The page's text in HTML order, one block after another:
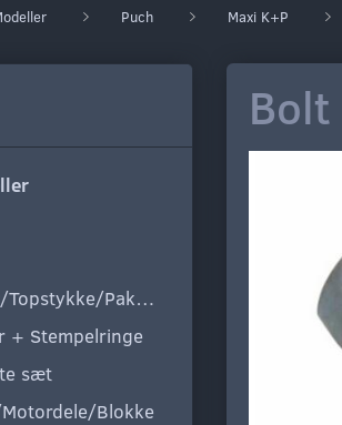
Puch Maxi K+P
Cylinder/Topstykke/Pakning
+ Stempelringe
sæt
Blokke